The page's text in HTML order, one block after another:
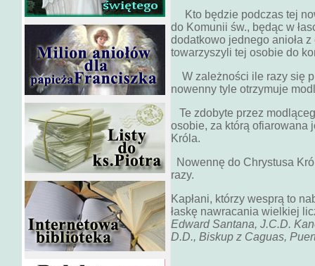
Kto będzie podczas tej
do Komunii św., będąc w
dodatkowo jednego anioła
towarzyszyli tej osobie do
W zależności ile razy się
nowenny tyle otrzymuje
Te zdobyte przez
osobie, za którą ofiarowana
Króla.
Nowennę do Chrystusa
razy.
Kapłani, którzy wesprą to
łaskę nawracania wielkiej
Edward Santana, J.C.D.
D.D., Biskup z Caguas,